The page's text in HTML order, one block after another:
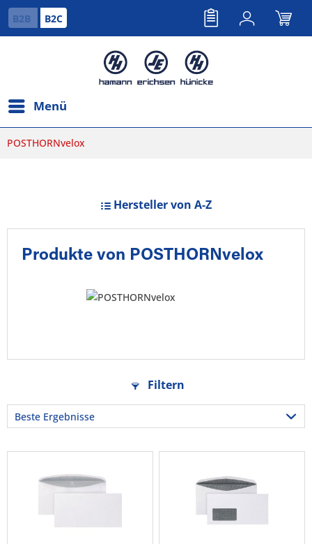
B2B B2C
Menü
POSTHORNvelox
Hersteller von A-Z
Produkte von POSTHORNvelox
Filtern